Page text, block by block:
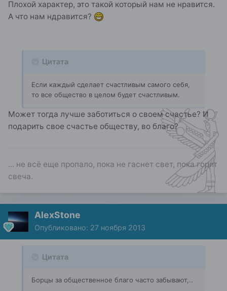
Плохой характер, это такой который нам не нравится.
А что нам ндравится?
Цитата
Если каждый сделает счастливым самого себя,
то все общество в целом будет счастливым.
Может тогда лучше заботиться о своем счастье? И
подарить свое счастье обществу, во благо?
... не всё еще пропало, пока не гаснет свет, пока горит
свеча.
AlexStone
Опубликовано: 27 ноября 2013
Цитата
Борцы за общественное благо часто забывают,..